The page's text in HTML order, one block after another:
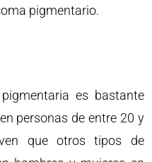
pigmentario.
es bastante
personas de entre 20 y
que otros tipos de